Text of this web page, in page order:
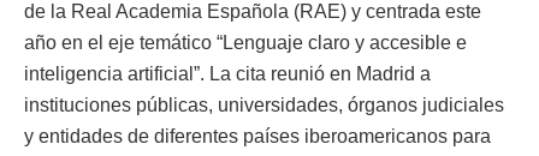
de la Real Academia Española (RAE) y centrada este
año en el eje temático “Lenguaje claro y accesible e
inteligencia artificial”. La cita reunió en Madrid a
instituciones públicas, universidades, órganos judiciales
y entidades de diferentes países iberoamericanos para